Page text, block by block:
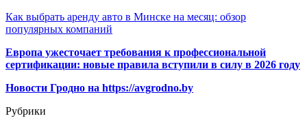
Как выбрать аренду авто в Минске на месяц: обзор
популярных компаний
Европа ужесточает требования к профессиональной
сертификации: новые правила вступили в силу в 2026 году
Новости Гродно на https://avgrodno.by
Рубрики